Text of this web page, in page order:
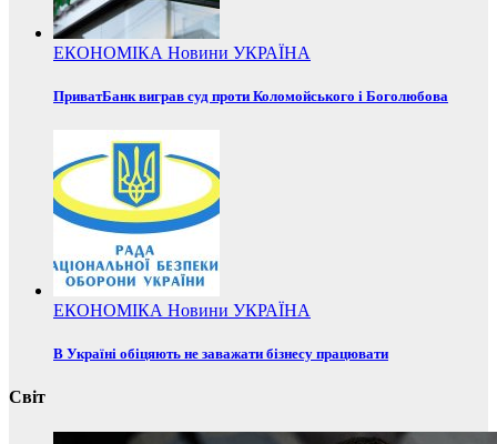
ЕКОНОМІКА Новини УКРАЇНА
ПриватБанк виграв суд проти Коломойського і Боголюбова
ЕКОНОМІКА Новини УКРАЇНА
В Україні обіцяють не заважати бізнесу працювати
Світ